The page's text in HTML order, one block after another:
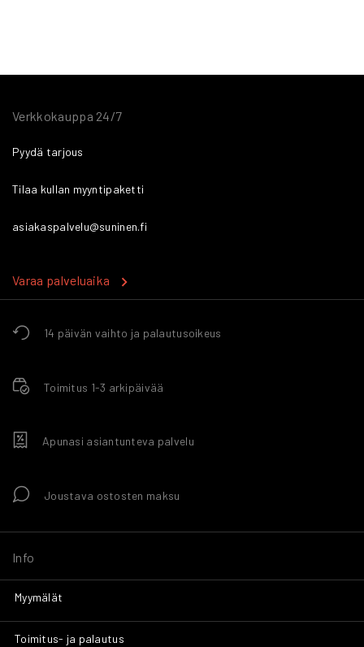
14 päivän vaihto ja palautusoikeus
Toimitus 1-3 arkipäivää
Apunasi asiantunteva palvelu
Joustava ostosten maksu
Info
Myymälät
Toimitus- ja palautus
Verkkokauppa 24/7
Pyydä tarjous
Tilaa kullan myyntipaketti
asiakaspalvelu@suninen.fi
Varaa palveluaika